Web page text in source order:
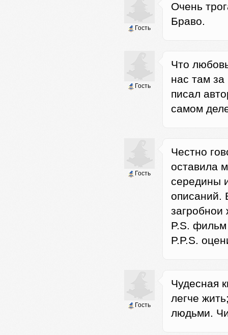
Гость
Очень
Браво.
Гость
Что
нас там
писал
самом
Гость
Честно
оставила
середины
описаний.
загробнои
P.S. фильм
P.P.S.
Гость
Чудесная
легче
людьми.